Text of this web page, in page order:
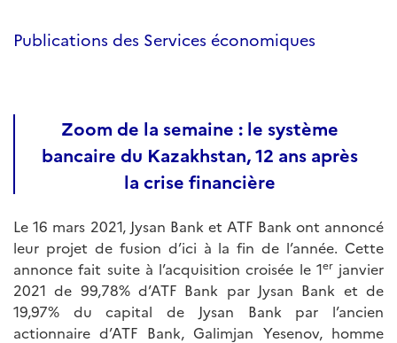
Publications des Services économiques
Zoom de la semaine : le système
bancaire du Kazakhstan, 12 ans après
la crise financière
Le 16 mars 2021, Jysan Bank et ATF Bank ont annoncé
leur projet de fusion d’ici à la fin de l’année. Cette
annonce fait suite à l’acquisition croisée le 1erjanvier
2021 de 99,78% d’ATF Bank par Jysan Bank et de
19,97% du capital de Jysan Bank par l’ancien
actionnaire d’ATF Bank, Galimjan Yesenov, homme